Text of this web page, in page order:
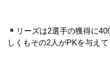
リーズは2選手の獲得に
しくもその2人がPKを与え